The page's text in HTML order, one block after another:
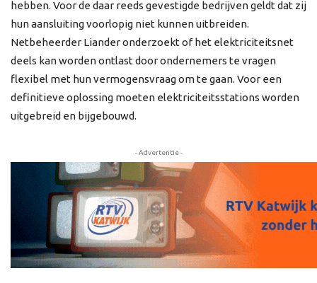
hebben. Voor de daar reeds gevestigde bedrijven geldt dat zij
hun aansluiting voorlopig niet kunnen uitbreiden.
Netbeheerder Liander onderzoekt of het elektriciteitsnet
deels kan worden ontlast door ondernemers te vragen
flexibel met hun vermogensvraag om te gaan. Voor een
definitieve oplossing moeten elektriciteitsstations worden
uitgebreid en bijgebouwd.
- Advertentie -